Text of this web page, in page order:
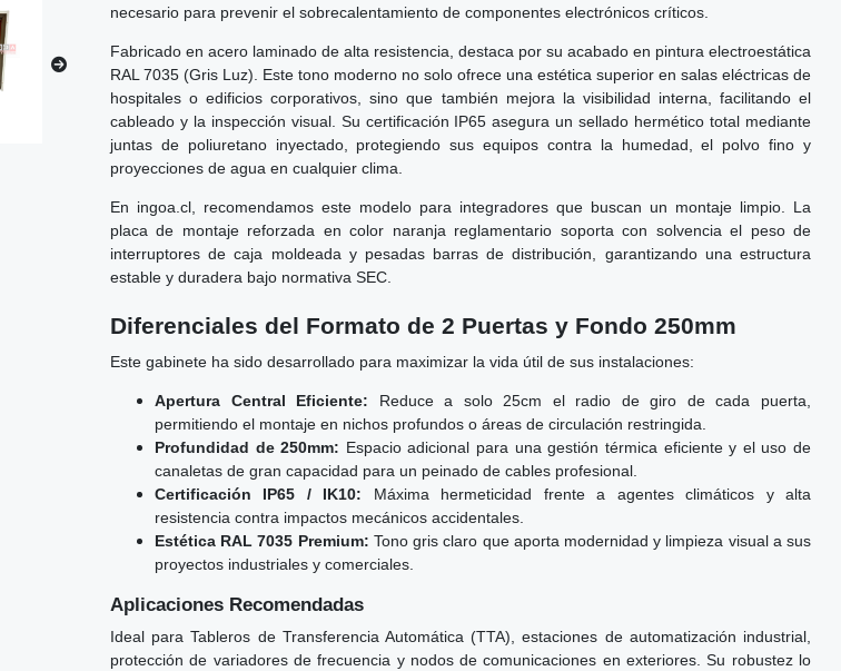
necesario para prevenir el sobrecalentamiento de componentes electrónicos críticos.
Fabricado en acero laminado de alta resistencia, destaca por su acabado en pintura electroestática
RAL 7035 (Gris Luz). Este tono moderno no solo ofrece una estética superior en salas eléctricas de
hospitales o edificios corporativos, sino que también mejora la visibilidad interna, facilitando el
cableado y la inspección visual. Su certificación IP65 asegura un sellado hermético total mediante
juntas de poliuretano inyectado, protegiendo sus equipos contra la humedad, el polvo fino y
proyecciones de agua en cualquier clima.
En ingoa.cl, recomendamos este modelo para integradores que buscan un montaje limpio. La
placa de montaje reforzada en color naranja reglamentario soporta con solvencia el peso de
interruptores de caja moldeada y pesadas barras de distribución, garantizando una estructura
estable y duradera bajo normativa SEC.
Diferenciales del Formato de 2 Puertas y Fondo 250mm
Este gabinete ha sido desarrollado para maximizar la vida útil de sus instalaciones:
Apertura Central Eficiente: Reduce a solo 25cm el radio de giro de cada puerta,
permitiendo el montaje en nichos profundos o áreas de circulación restringida.
Profundidad de 250mm: Espacio adicional para una gestión térmica eficiente y el uso de
canaletas de gran capacidad para un peinado de cables profesional.
Certificación IP65 / IK10: Máxima hermeticidad frente a agentes climáticos y alta
resistencia contra impactos mecánicos accidentales.
Estética RAL 7035 Premium: Tono gris claro que aporta modernidad y limpieza visual a sus
proyectos industriales y comerciales.
Aplicaciones Recomendadas
Ideal para Tableros de Transferencia Automática (TTA), estaciones de automatización industrial,
protección de variadores de frecuencia y nodos de comunicaciones en exteriores. Su robustez lo